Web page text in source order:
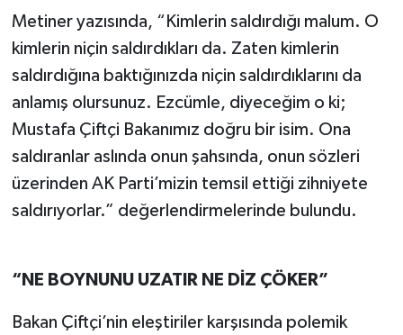
Metiner yazısında, “Kimlerin saldırdığı malum. O
kimlerin niçin saldırdıkları da. Zaten kimlerin
saldırdığına baktığınızda niçin saldırdıklarını da
anlamış olursunuz. Ezcümle, diyeceğim o ki;
Mustafa Çiftçi Bakanımız doğru bir isim. Ona
saldıranlar aslında onun şahsında, onun sözleri
üzerinden AK Parti’mizin temsil ettiği zihniyete
saldırıyorlar.” değerlendirmelerinde bulundu.
“NE BOYNUNU UZATIR NE DİZ ÇÖKER”
Bakan Çiftçi’nin eleştiriler karşısında polemik